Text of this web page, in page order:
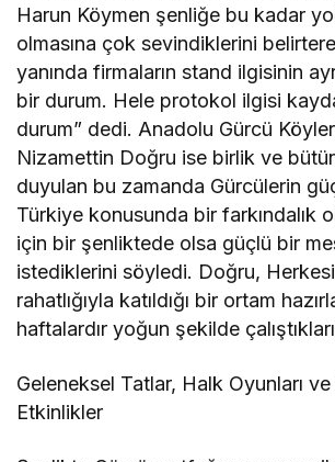
Harun Köymen şenliğe bu kadar
olmasına çok sevindiklerini
yanında firmaların stand ilgisinin
bir durum. Hele protokol ilgisi
durum” dedi. Anadolu Gürcü
Nizamettin Doğru ise birlik ve
duyulan bu zamanda Gürcülerin
Türkiye konusunda bir farkındalık
için bir şenliktede olsa güçlü bir
istediklerini söyledi. Doğru,
rahatlığıyla katıldığı bir ortam
haftalardır yoğun şekilde
Geleneksel Tatlar, Halk Oyunları
Etkinlikler